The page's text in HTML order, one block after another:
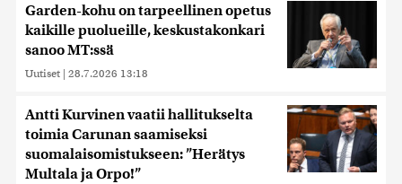
Garden-kohu on tarpeellinen opetus
kaikille puolueille, keskustakonkari
sanoo MT:ssä
Uutiset | 28.7.2026 13:18
Antti Kurvinen vaatii hallitukselta
toimia Carunan saamiseksi
suomalaisomistukseen: ”Herätys
Multala ja Orpo!”